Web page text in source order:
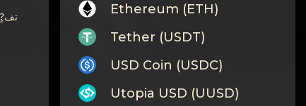
Ethereum (ETH)
Tether (USDT)
USD Coin (USDC)
Utopia USD (UUSD)